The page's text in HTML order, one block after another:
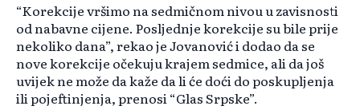
“Korekcije vršimo na sedmičnom nivou u zavisnosti
od nabavne cijene. Posljednje korekcije su bile prije
nekoliko dana”, rekao je Jovanović i dodao da se
nove korekcije očekuju krajem sedmice, ali da još
uvijek ne može da kaže da li će doći do poskupljenja
ili pojeftinjenja, prenosi “Glas Srpske”.